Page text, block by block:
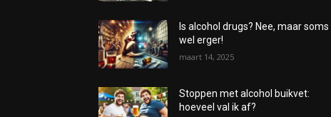
Is alcohol drugs? Nee, maar soms
wel erger!
maart 14, 2025
Stoppen met alcohol buikvet:
hoeveel val ik af?